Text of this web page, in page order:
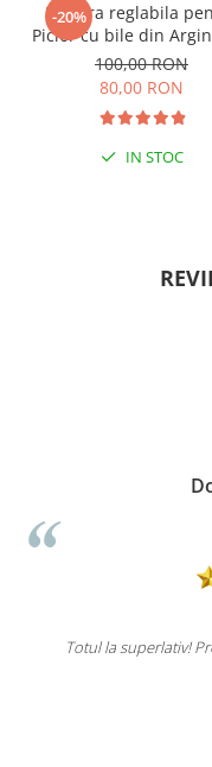
-20%
Bratara reglabila
Picior cu bile din
si margele Miyuki
100,00 RON
80,00 RON
IN STOC
Totul la superlativ!